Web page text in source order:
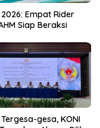
Empat Rider
Siap Beraksi
gesa, KONI